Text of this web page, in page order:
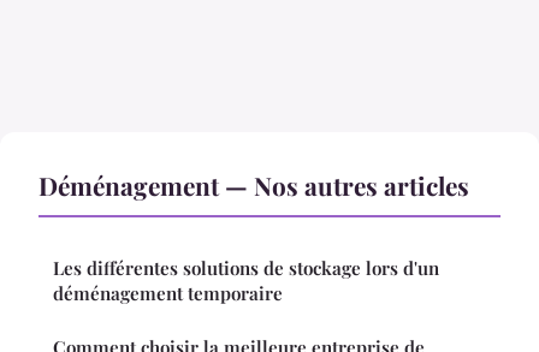
Déménagement — Nos autres articles
Les différentes solutions de stockage lors d'un
déménagement temporaire
Comment choisir la meilleure entreprise de